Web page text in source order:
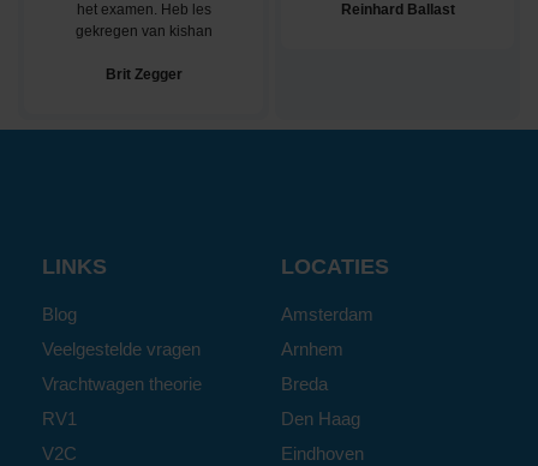
het examen. Heb les
gekregen van kishan
Brit Zegger
Reinhard Ballast
LINKS
Blog
Veelgestelde vragen
Vrachtwagen theorie
RV1
V2C
LOCATIES
Amsterdam
Arnhem
Breda
Den Haag
Eindhoven